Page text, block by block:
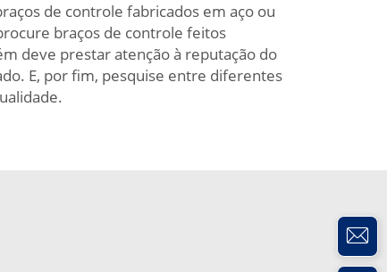
de controle fabricados em aço ou
braços de controle feitos
deve prestar atenção à reputação do
E, por fim, pesquise entre diferentes